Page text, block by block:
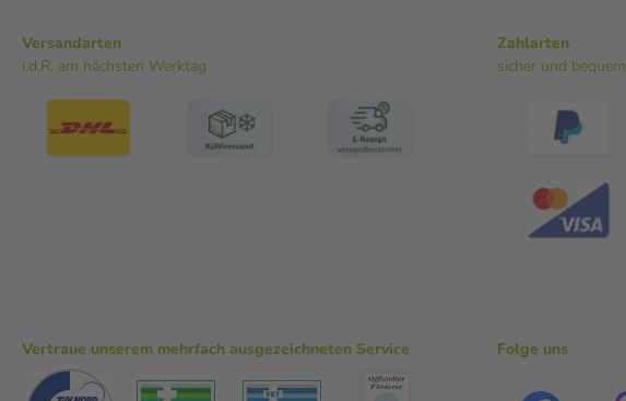
Versandarten
i.d.R. am nächsten Werktag
Zahlarten
sicher und bequem
Vertraue unserem mehrfach ausgezeichneten Service Folge uns